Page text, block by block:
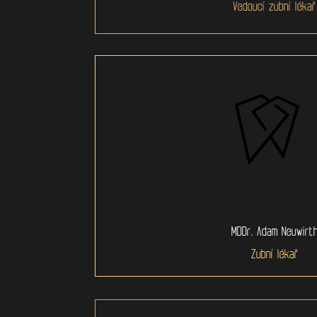
Vedoucí zubní lékař
MDDr. Adam
Zubní lékař